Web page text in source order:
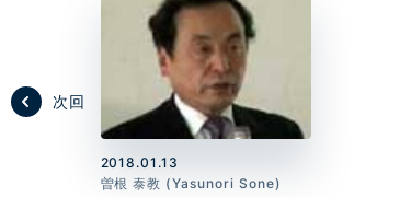
次回
2018.01.13
曽根 泰教 (Yasunori Sone)